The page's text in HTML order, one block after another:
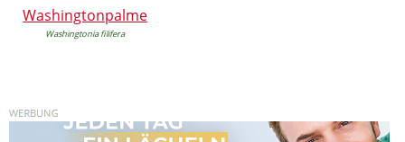
Washingtonpalme
Washingtonia filifera